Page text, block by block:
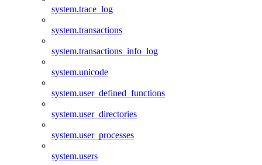
system.trace_log
system.transactions
system.transactions_info_log
system.unicode
system.user_defined_functions
system.user_directories
system.user_processes
system.users